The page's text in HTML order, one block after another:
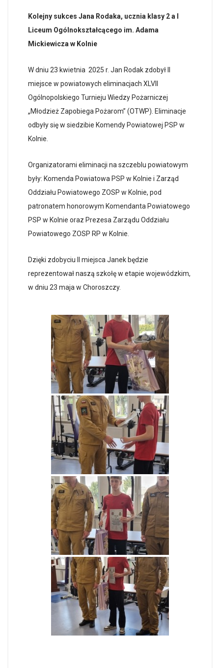
Kolejny sukces Jana Rodaka, ucznia klasy 2 a I
Liceum Ogólnokształcącego im. Adama
Mickiewicza w Kolnie
W dniu 23 kwietnia 2025 r. Jan Rodak zdobył II
miejsce w powiatowych eliminacjach XLVII
Ogólnopolskiego Turnieju Wiedzy Pożarniczej
„Młodzież Zapobiega Pożarom” (OTWP). Eliminacje
odbyły się w siedzibie Komendy Powiatowej PSP w
Kolnie.
Organizatorami eliminacji na szczeblu powiatowym
były: Komenda Powiatowa PSP w Kolnie i Zarząd
Oddziału Powiatowego ZOSP w Kolnie, pod
patronatem honorowym Komendanta Powiatowego
PSP w Kolnie oraz Prezesa Zarządu Oddziału
Powiatowego ZOSP RP w Kolnie.
Dzięki zdobyciu II miejsca Janek będzie
reprezentował naszą szkołę w etapie wojewódzkim,
w dniu 23 maja w Choroszczy.